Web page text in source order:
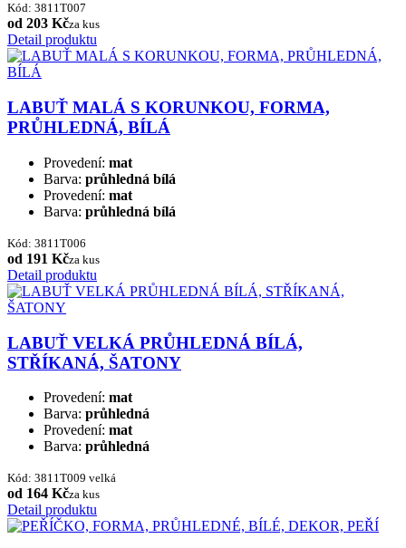
Kód: 3811T007
od 203 Kčza kus
Detail produktu
LABUŤ MALÁ S KORUNKOU, FORMA,
PRŮHLEDNÁ, BÍLÁ
Provedení: mat
Barva: průhledná bílá
Provedení: mat
Barva: průhledná bílá
Kód: 3811T006
od 191 Kčza kus
Detail produktu
LABUŤ VELKÁ PRŮHLEDNÁ BÍLÁ,
STŘÍKANÁ, ŠATONY
Provedení: mat
Barva: průhledná
Provedení: mat
Barva: průhledná
Kód: 3811T009 velká
od 164 Kčza kus
Detail produktu